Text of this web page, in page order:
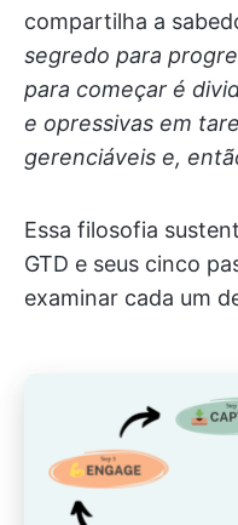
compartilha a
segredo para
para começar é
e opressivas em
gerenciáveis e,
Essa filosofia
GTD e seus cinco
examinar cada um